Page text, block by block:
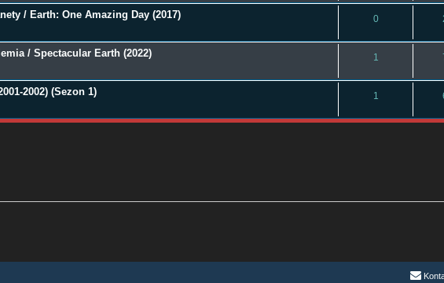
/ Earth: One Amazing Day (2017) 0
/ Spectacular Earth (2022) 1
2002) (Sezon 1) 1